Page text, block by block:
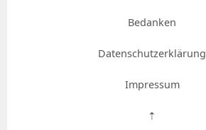
Bedanken
Datenschutzerklärung
Impressum
⇡